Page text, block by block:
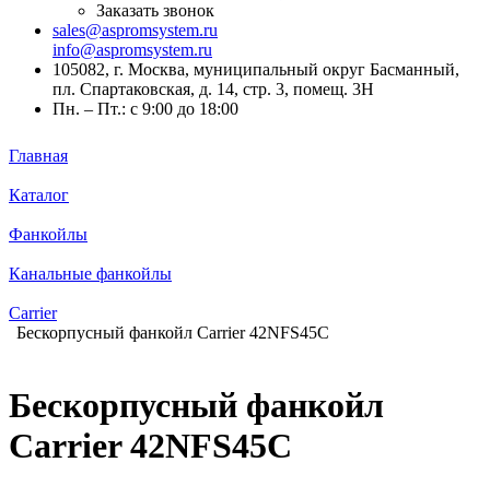
Заказать звонок
sales@aspromsystem.ru
info@aspromsystem.ru
105082, г. Москва, муниципальный округ Басманный,
пл. Спартаковская, д. 14, стр. 3, помещ. 3Н
Пн. – Пт.: с 9:00 до 18:00
Главная
Каталог
Фанкойлы
Канальные фанкойлы
Carrier
Бескорпусный фанкойл Carrier 42NFS45C
Бескорпусный фанкойл
Carrier 42NFS45C